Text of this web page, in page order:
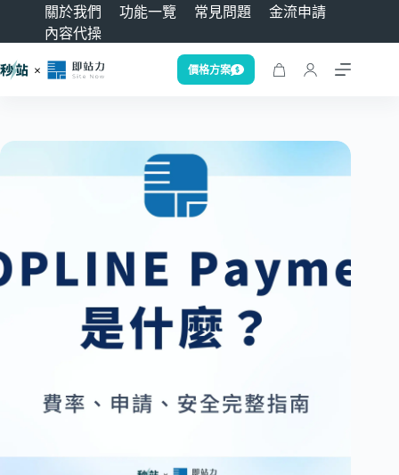
關於我們 功能一覽 常見問題
金流申請
內容代操
價格方案